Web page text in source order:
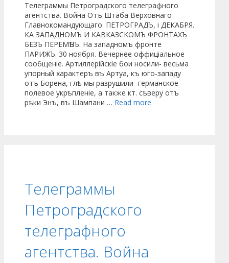
Телеграммы Петроградского телеграфного
агентства. Война Отъ Штаба Верховнаго
Главнокомандующаго. ПЕТРОГРАДЪ, і ДЕКАБРЯ.
КА ЗАПАДНОМЪ И КАВКАЗСКОМЪ ФРОНТАХЪ
БЕЗЪ ПЕРЕМѢНЪ. На западномъ фронте
ПАРИЖЪ. 30 ноября. Вечернее оффиціальное
сообщеніе. Артиллерійскіе бои носили- весьма
упорный характеръ въ Артуа, къ юго-западу
отъ Борена, глѣ мы разрушили -германское
полевое укрѣпленіе, а также кт. сѣверу отъ
рѣки Энъ, въ Шампани … Read more
Телеграммы
Петроградского
телеграфного
агентства. Война